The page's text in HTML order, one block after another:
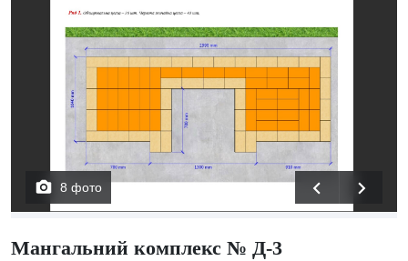
8 фото
Мангальний комплекс № Д-3